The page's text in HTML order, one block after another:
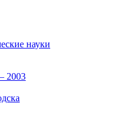
науки
2003